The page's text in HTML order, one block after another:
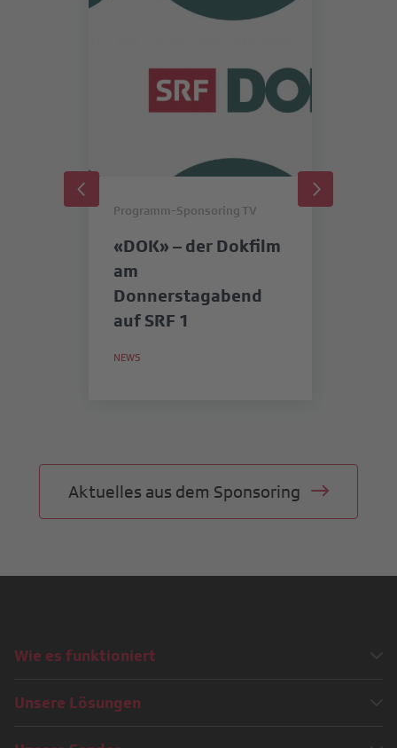
Programm-Sponsoring TV
«DOK» – der Dokfilm
am
Donnerstagabend
auf SRF 1
NEWS
Aktuelles aus dem Sponsoring
Wie es funktioniert
Unsere Lösungen